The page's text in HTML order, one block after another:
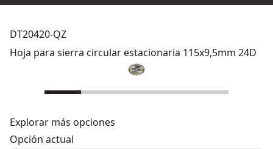
DT20420-QZ
Hoja para sierra circular estacionaria 115x9,5mm 24D
Explorar más opciones
Opción actual